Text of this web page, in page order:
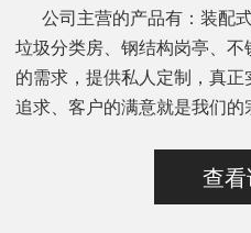
公司主营的产品有：装配
垃圾分类房、钢结构岗亭、
的需求，提供私人定制，真
追求、客户的满意就是我们的
查